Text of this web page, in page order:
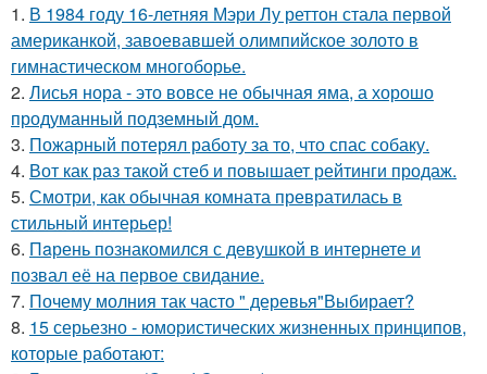
1. В 1984 году 16-летняя Мэри Лу реттон стала первой
американкой, завоевавшей олимпийское золото в
гимнастическом многоборье.
2. Лисья нора - это вовсе не обычная яма, а хорошо
продуманный подземный дом.
3. Пожарный потерял работу за то, что спас собаку.
4. Вот как раз такой стеб и повышает рейтинги продаж.
5. Смотри, как обычная комната превратилась в
стильный интерьер!
6. Пaрень познакомился с девушкой в интернете и
позвал её на первое свидание.
7. Почему молния так часто " деревья"Выбирает?
8. 15 серьезно - юмористических жизненных принципов,
которые работают: